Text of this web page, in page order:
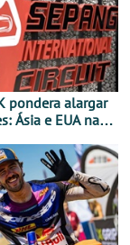
pondera alargar
Ásia e EUA na